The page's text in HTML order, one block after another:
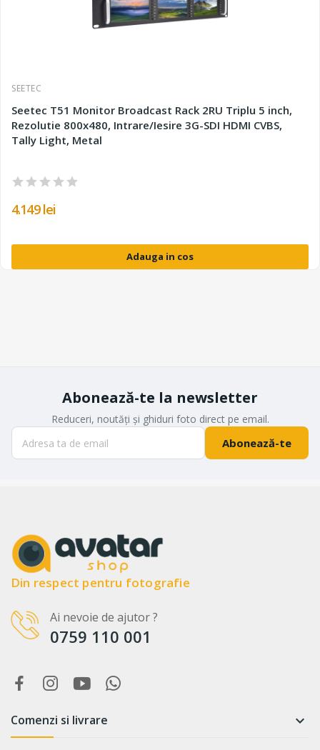
SEETEC
Seetec T51 Monitor Broadcast Rack 2RU Triplu 5 inch,
Rezolutie 800x480, Intrare/Iesire 3G-SDI HDMI CVBS,
Tally Light, Metal
4.149 lei
Adauga in cos
Abonează-te la newsletter
Reduceri, noutăți și ghiduri foto direct pe email.
Abonează-te
Din respect pentru fotografie
Ai nevoie de ajutor ?
0759 110 001
Comenzi si livrare 